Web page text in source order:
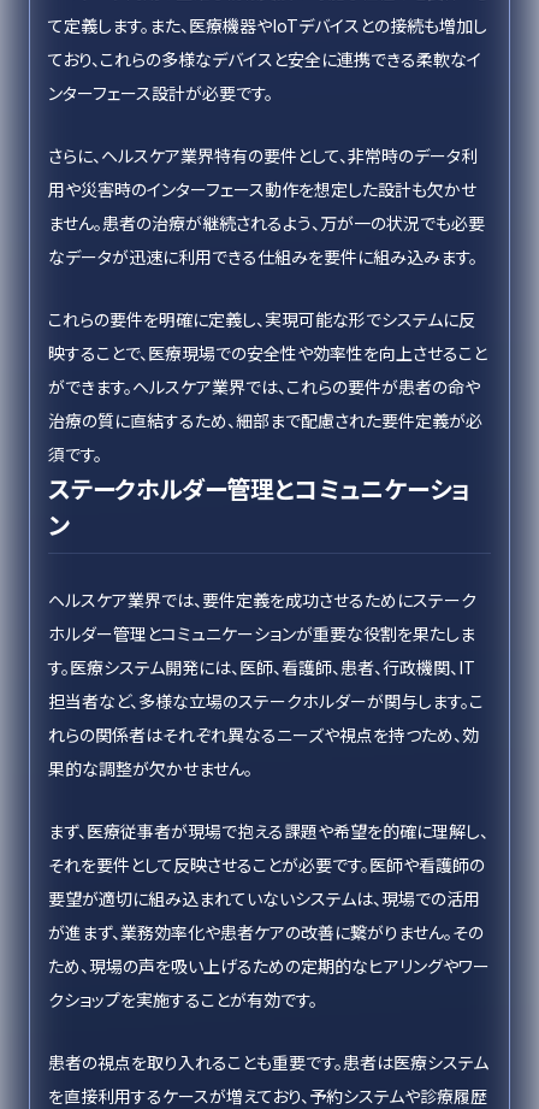
て定義します。また、医療機器やIoTデバイスとの接続も増加し
ており、これらの多様なデバイスと安全に連携できる柔軟なイ
ンターフェース設計が必要です。
さらに、ヘルスケア業界特有の要件として、非常時のデータ利
用や災害時のインターフェース動作を想定した設計も欠かせ
ません。患者の治療が継続されるよう、万が一の状況でも必要
なデータが迅速に利用できる仕組みを要件に組み込みます。
これらの要件を明確に定義し、実現可能な形でシステムに反
映することで、医療現場での安全性や効率性を向上させること
ができます。ヘルスケア業界では、これらの要件が患者の命や
治療の質に直結するため、細部まで配慮された要件定義が必
須です。
ステークホルダー管理とコミュニケーショ
ン
ヘルスケア業界では、要件定義を成功させるためにステーク
ホルダー管理とコミュニケーションが重要な役割を果たしま
す。医療システム開発には、医師、看護師、患者、行政機関、IT
担当者など、多様な立場のステークホルダーが関与します。こ
れらの関係者はそれぞれ異なるニーズや視点を持つため、効
果的な調整が欠かせません。
まず、医療従事者が現場で抱える課題や希望を的確に理解し、
それを要件として反映させることが必要です。医師や看護師の
要望が適切に組み込まれていないシステムは、現場での活用
が進まず、業務効率化や患者ケアの改善に繋がりません。その
ため、現場の声を吸い上げるための定期的なヒアリングやワー
クショップを実施することが有効です。
患者の視点を取り入れることも重要です。患者は医療システム
を直接利用するケースが増えており、予約システムや診療履歴